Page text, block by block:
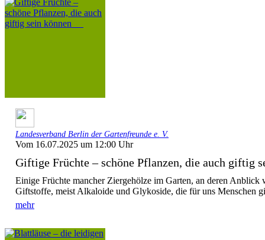
Landesverband Berlin der Gartenfreunde e. V.
Vom 16.07.2025 um 12:00 Uhr
Giftige Früchte – schöne Pflanzen, die auch giftig
Einige Früchte mancher Ziergehölze im Garten, an deren Anblick
Giftstoffe, meist Alkaloide und Glykoside, die für uns Menschen
mehr